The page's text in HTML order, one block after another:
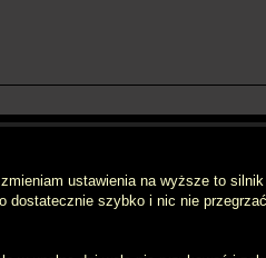
ustawienia na wyższe to
dostatecznie szybko i nic nie